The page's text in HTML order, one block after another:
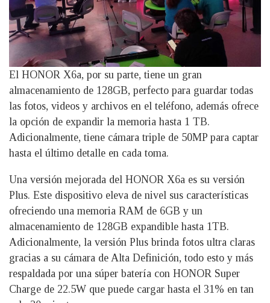
El HONOR X6a, por su parte, tiene un gran
almacenamiento de 128GB, perfecto para guardar todas
las fotos, videos y archivos en el teléfono, además ofrece
la opción de expandir la memoria hasta 1 TB.
Adicionalmente, tiene cámara triple de 50MP para captar
hasta el último detalle en cada toma.
Una versión mejorada del HONOR X6a es su versión
Plus. Este dispositivo eleva de nivel sus características
ofreciendo una memoria RAM de 6GB y un
almacenamiento de 128GB expandible hasta 1TB.
Adicionalmente, la versión Plus brinda fotos ultra claras
gracias a su cámara de Alta Definición, todo esto y más
respaldada por una súper batería con HONOR Super
Charge de 22.5W que puede cargar hasta el 31% en tan